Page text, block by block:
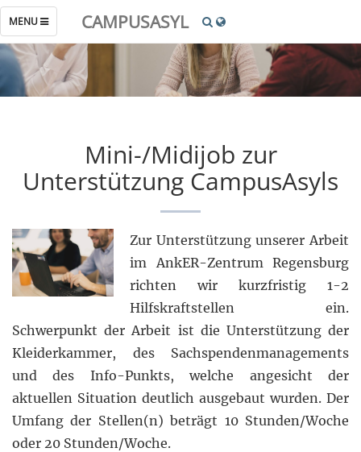
TOGGLE
NAVIGATION
MENU CAMPUSASYL
Mini-/Midijob zur
Unterstützung CampusAsyls
Zur Unterstützung unserer Arbeit
im AnkER-Zentrum Regensburg
richten wir kurzfristig 1-2
Hilfskraftstellen ein.
Schwerpunkt der Arbeit ist die Unterstützung der
Kleiderkammer, des Sachspendenmanagements
und des Info-Punkts, welche angesicht der
aktuellen Situation deutlich ausgebaut wurden. Der
Umfang der Stellen(n) beträgt 10 Stunden/Woche
oder 20 Stunden/Woche.